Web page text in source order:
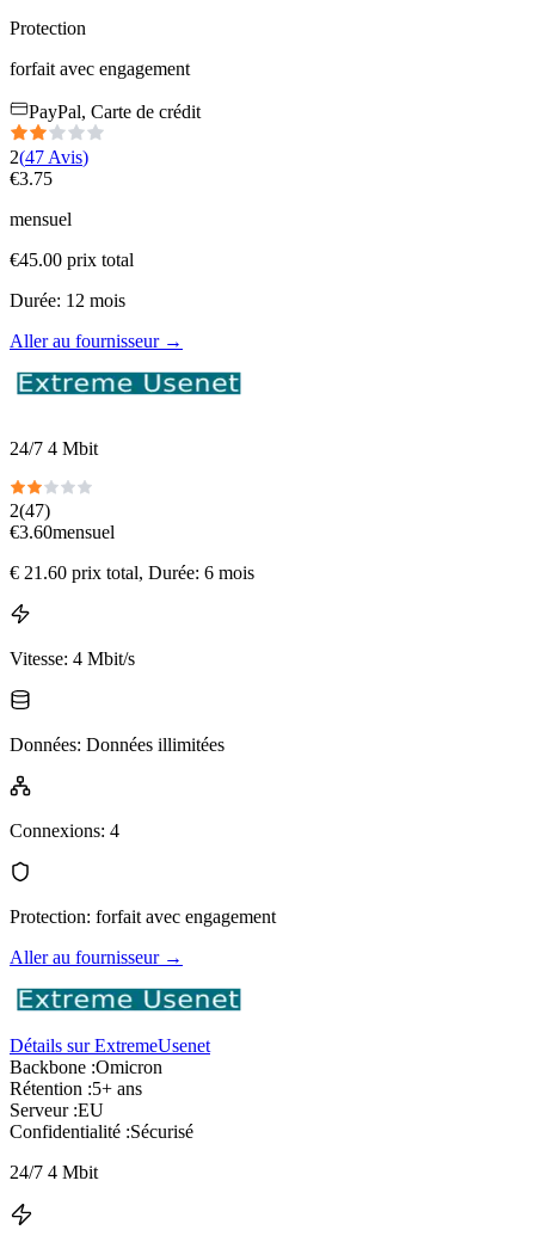
Protection
forfait avec engagement
PayPal, Carte de crédit
2(47 Avis)
€3.75
mensuel
€45.00 prix total
Durée: 12 mois
Aller au fournisseur→
24/7 4 Mbit
2(47)
€3.60mensuel
€ 21.60 prix total, Durée: 6 mois
Vitesse: 4 Mbit/s
Données: Données illimitées
Connexions: 4
Protection: forfait avec engagement
Aller au fournisseur→
Détails sur ExtremeUsenet
Backbone :Omicron
Rétention :5+ ans
Serveur :EU
Confidentialité :Sécurisé
24/7 4 Mbit